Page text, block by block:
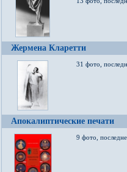
Жермена Кларетти
31 фото,
Апокалиптические печати
9 фото,